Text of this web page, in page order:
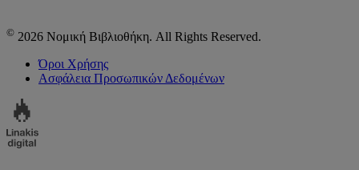
© 2026 Νομική Βιβλιοθήκη. All Rights Reserved.
Όροι Χρήσης
Ασφάλεια Προσωπικών Δεδομένων